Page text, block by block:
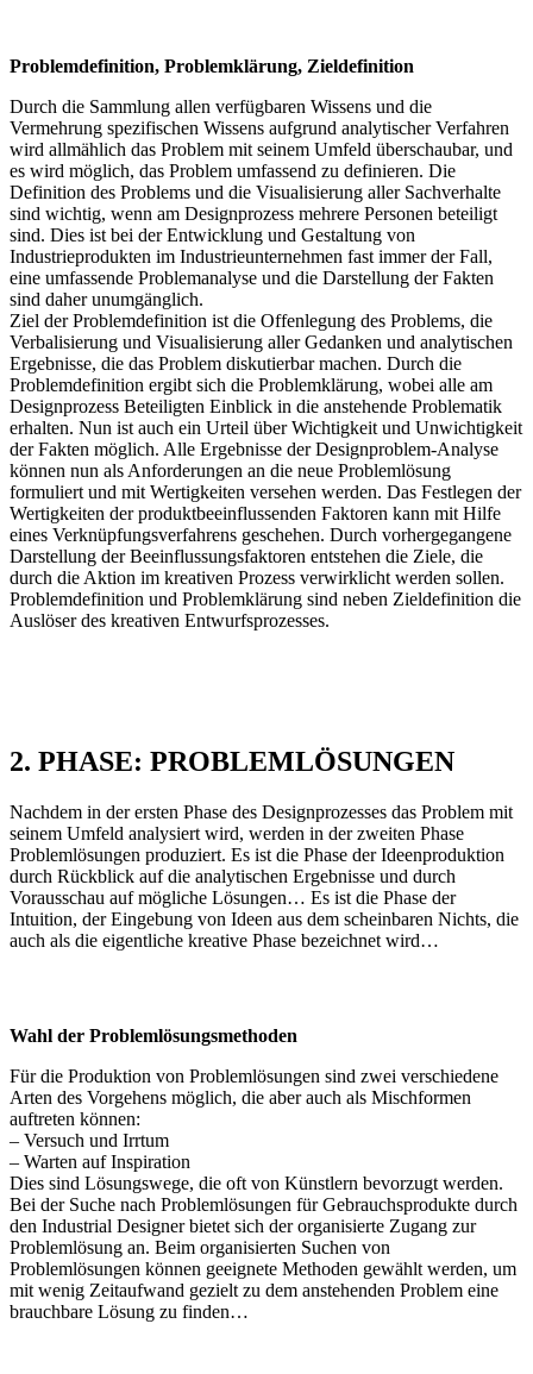
Problemdefinition, Problemklärung, Zieldefinition
Durch die Sammlung allen verfügbaren Wissens und die
Vermehrung spezifischen Wissens aufgrund analytischer Verfahren
wird allmählich das Problem mit seinem Umfeld überschaubar, und
es wird möglich, das Problem umfassend zu definieren. Die
Definition des Problems und die Visualisierung aller Sachverhalte
sind wichtig, wenn am Designprozess mehrere Personen beteiligt
sind. Dies ist bei der Entwicklung und Gestaltung von
Industrieprodukten im Industrieunternehmen fast immer der Fall,
eine umfassende Problemanalyse und die Darstellung der Fakten
sind daher unumgänglich.
Ziel der Problemdefinition ist die Offenlegung des Problems, die
Verbalisierung und Visualisierung aller Gedanken und analytischen
Ergebnisse, die das Problem diskutierbar machen. Durch die
Problemdefinition ergibt sich die Problemklärung, wobei alle am
Designprozess Beteiligten Einblick in die anstehende Problematik
erhalten. Nun ist auch ein Urteil über Wichtigkeit und Unwichtigkeit
der Fakten möglich. Alle Ergebnisse der Designproblem-Analyse
können nun als Anforderungen an die neue Problemlösung
formuliert und mit Wertigkeiten versehen werden. Das Festlegen der
Wertigkeiten der produktbeeinflussenden Faktoren kann mit Hilfe
eines Verknüpfungsverfahrens geschehen. Durch vorhergegangene
Darstellung der Beeinflussungsfaktoren entstehen die Ziele, die
durch die Aktion im kreativen Prozess verwirklicht werden sollen.
Problemdefinition und Problemklärung sind neben Zieldefinition die
Auslöser des kreativen Entwurfsprozesses.
2. PHASE: PROBLEMLÖSUNGEN
Nachdem in der ersten Phase des Designprozesses das Problem mit
seinem Umfeld analysiert wird, werden in der zweiten Phase
Problemlösungen produziert. Es ist die Phase der Ideenproduktion
durch Rückblick auf die analytischen Ergebnisse und durch
Vorausschau auf mögliche Lösungen… Es ist die Phase der
Intuition, der Eingebung von Ideen aus dem scheinbaren Nichts, die
auch als die eigentliche kreative Phase bezeichnet wird…
Wahl der Problemlösungsmethoden
Für die Produktion von Problemlösungen sind zwei verschiedene
Arten des Vorgehens möglich, die aber auch als Mischformen
auftreten können:
– Versuch und Irrtum
– Warten auf Inspiration
Dies sind Lösungswege, die oft von Künstlern bevorzugt werden.
Bei der Suche nach Problemlösungen für Gebrauchsprodukte durch
den Industrial Designer bietet sich der organisierte Zugang zur
Problemlösung an. Beim organisierten Suchen von
Problemlösungen können geeignete Methoden gewählt werden, um
mit wenig Zeitaufwand gezielt zu dem anstehenden Problem eine
brauchbare Lösung zu finden…